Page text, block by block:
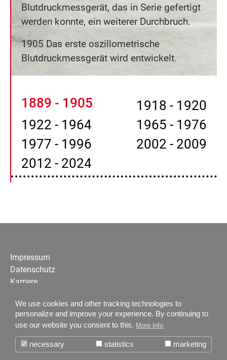
We use cookies and other tracking technologies to
personalize and improve your experience. By continuing to
use our website you consent to this. More info
necessary statistics marketing
1889 - 1905
1918 - 1920
1922 - 1964
1965 - 1976
1977 - 1996
2002 - 2009
2012 - 2024
Blutdruckmessgerät, das in Serie gefertigt
werden konnte, ein weiterer Durchbruch.
1905 Das erste oszillometrische
Blutdruckmessgerät wird entwickelt.
Impressum
Datenschutz
Karriere
Zertifizierungen
News
Weitere Informationen über unseren
Kundenservice + 49 (0) 74 77 92 75 - 0
boso-Bilddatenbank